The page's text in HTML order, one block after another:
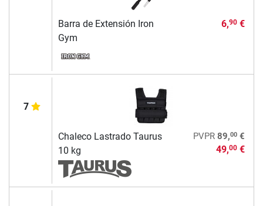
Barra de Extensión Iron
Gym
6,90€
7
Chaleco Lastrado Taurus
10 kg
PVPR 89,00€
49,00€